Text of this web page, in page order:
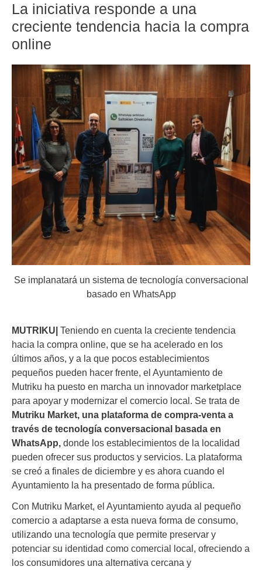
La iniciativa responde a una
creciente tendencia hacia la compra
online
Se implanatará un sistema de tecnología conversacional
basado en WhatsApp
MUTRIKU| Teniendo en cuenta la creciente tendencia
hacia la compra online, que se ha acelerado en los
últimos años, y a la que pocos establecimientos
pequeños pueden hacer frente, el Ayuntamiento de
Mutriku ha puesto en marcha un innovador marketplace
para apoyar y modernizar el comercio local. Se trata de
Mutriku Market, una plataforma de compra-venta a
través de tecnología conversacional basada en
WhatsApp, donde los establecimientos de la localidad
pueden ofrecer sus productos y servicios. La plataforma
se creó a finales de diciembre y es ahora cuando el
Ayuntamiento la ha presentado de forma pública.
Con Mutriku Market, el Ayuntamiento ayuda al pequeño
comercio a adaptarse a esta nueva forma de consumo,
utilizando una tecnología que permite preservar y
potenciar su identidad como comercial local, ofreciendo a
los consumidores una alternativa cercana y